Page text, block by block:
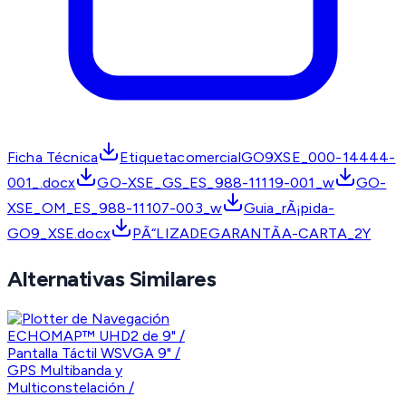
Ficha Técnica
EtiquetacomercialGO9XSE_000-14444-
001_.docx
GO-XSE_GS_ES_988-11119-001_w
GO-
XSE_OM_ES_988-11107-003_w
Guia_rÃ¡pida-
GO9_XSE.docx
PÃ“LIZADEGARANTÃA-CARTA_2Y
Alternativas Similares